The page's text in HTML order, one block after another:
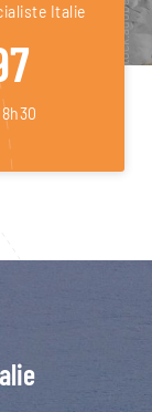
Italie